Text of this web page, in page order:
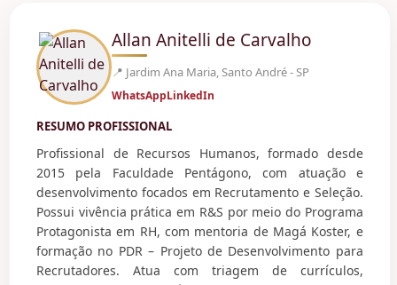
Allan Anitelli de Carvalho
📍 Jardim Ana Maria, Santo André - SP
WhatsAppLinkedIn
RESUMO PROFISSIONAL
Profissional de Recursos Humanos, formado desde
2015 pela Faculdade Pentágono, com atuação e
desenvolvimento focados em Recrutamento e Seleção.
Possui vivência prática em R&S por meio do Programa
Protagonista em RH, com mentoria de Magá Koster, e
formação no PDR – Projeto de Desenvolvimento para
Recrutadores. Atua com triagem de currículos,